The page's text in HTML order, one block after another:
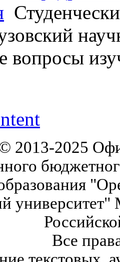
вопросы
2013-2025
университет"
Все